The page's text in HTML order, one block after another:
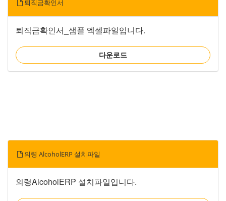
퇴직금확인서
퇴직금확인서_샘플 엑셀파일입니다.
다운로드
의령 AlcoholERP 설치파일
의령AlcoholERP 설치파일입니다.